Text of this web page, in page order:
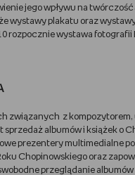
jego wpływu na
wystawy plakatu oraz
rozpocznie wystawa fotografii
związanych z
albumów i książek o
prezentery multimedialne
Chopinowskiego oraz
przeglądanie